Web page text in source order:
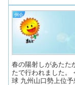
つある？「ズンドコ
ドコ♪♪♪ ズン・ズ
雨に濡れても 花が
１）首の運動／首
くり挙げてから下
げてから下ろす 両
かす ４）足の運動／
ろを振り返る、 ６...
例会
春の陽射しがあたた
たで行われました。
球 九州山口勢上位